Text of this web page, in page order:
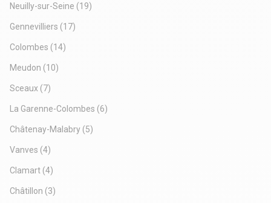
Neuilly-sur-Seine (19)
Gennevilliers (17)
Colombes (14)
Meudon (10)
Sceaux (7)
La Garenne-Colombes (6)
Châtenay-Malabry (5)
Vanves (4)
Clamart (4)
Châtillon (3)